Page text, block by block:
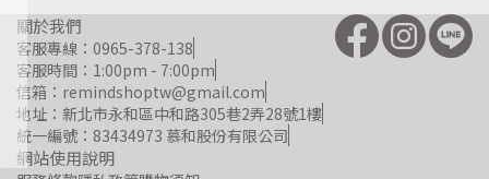
關於我們
客服專線：0965-378-138
客服時間：1:00pm - 7:00pm
信箱：remindshoptw@gmail.com
地址：新北市永和區中和路305巷2弄28號1樓
統一編號：83434973 慕和股份有限公司
網站使用說明